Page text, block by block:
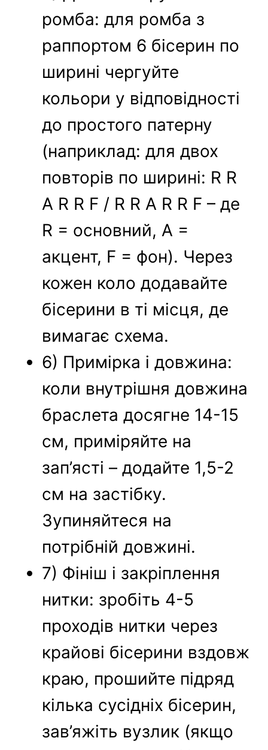
ромба: для ромба з
раппортом 6 бісерин по
ширині чергуйте
кольори у відповідності
до простого патерну
(наприклад: для двох
повторів по ширині: R R
A R R F / R R A R R F – де
R = основний, A =
акцент, F = фон). Через
кожен коло додавайте
бісерини в ті місця, де
вимагає схема.
6) Примірка і довжина:
коли внутрішня довжина
браслета досягне 14-15
см, приміряйте на
зап’ясті – додайте 1,5-2
см на застібку.
Зупиняйтеся на
потрібній довжині.
7) Фініш і закріплення
нитки: зробіть 4-5
проходів нитки через
крайові бісерини вздовж
краю, прошийте підряд
кілька сусідніх бісерин,
зав’яжіть вузлик (якщо